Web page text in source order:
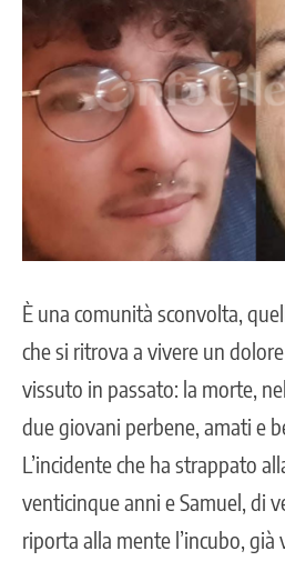
È una comunità sconvolta,
che si ritrova a vivere un
vissuto in passato: la morte,
due giovani perbene, amati e
L’incidente che ha strappato
venticinque anni e Samuel , di
riporta alla mente l’incubo,